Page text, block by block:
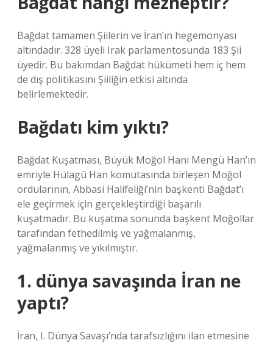
Bağdat tamamen Şiilerin ve İran’ın hegemonyası
altındadır. 328 üyeli Irak parlamentosunda 183 Şii
üyedir. Bu bakımdan Bağdat hükümeti hem iç hem
de dış politikasını Şiiliğin etkisi altında
belirlemektedir.
Bağdatı kim yıktı?
Bağdat Kuşatması, Büyük Moğol Hanı Mengü Han’ın
emriyle Hülagû Han komutasında birleşen Moğol
ordularının, Abbasi Halifeliği’nin başkenti Bağdat’ı
ele geçirmek için gerçekleştirdiği başarılı
kuşatmadır. Bu kuşatma sonunda başkent Moğollar
tarafından fethedilmiş ve yağmalanmış,
yağmalanmış ve yıkılmıştır.
1. dünya savaşında İran ne
yaptı?
İran, I. Dünya Savaşı’nda tarafsızlığını ilan etmesine